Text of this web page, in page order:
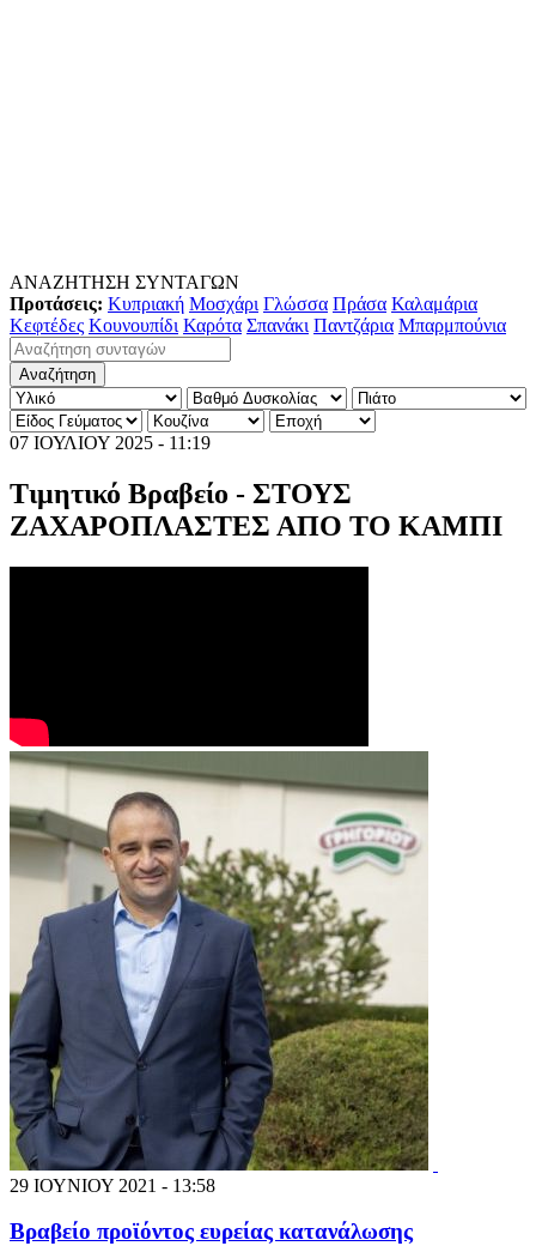
ΑΝΑΖΗΤΗΣΗ ΣΥΝΤΑΓΩΝ
Προτάσεις: Κυπριακή Μοσχάρι Γλώσσα Πράσα Καλαμάρια
Κεφτέδες Κουνουπίδι Καρότα Σπανάκι Παντζάρια Μπαρμπούνια
07 ΙΟΥΛΙΟΥ 2025 - 11:19
Τιμητικό Βραβείο - ΣΤΟΥΣ
ΖΑΧΑΡΟΠΛΑΣΤΕΣ ΑΠΟ ΤΟ ΚΑΜΠΙ
29 ΙΟΥΝΙΟΥ 2021 - 13:58
Βραβείο προϊόντος ευρείας κατανάλωσης